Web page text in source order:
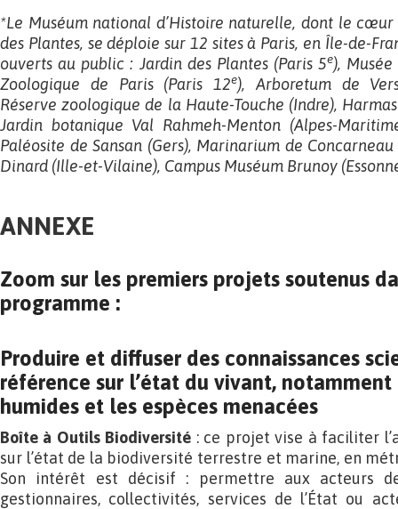
*Le Muséum national d’Histoire naturelle, dont le
des Plantes, se déploie sur 12 sites à Paris, en Île-de-
ouverts au public : Jardin des Plantes (Paris 5e),
Zoologique de Paris (Paris 12e), Arboretum de
Réserve zoologique de la Haute-Touche (Indre),
Jardin botanique Val Rahmeh-Menton (Alpes-
Paléosite de Sansan (Gers), Marinarium de
Dinard (Ille-et-Vilaine), Campus Muséum Brunoy
ANNEXE
Zoom sur les premiers projets soutenus
programme :
Produire et diffuser des connaissances
référence sur l’état du vivant,
humides et les espèces menacées
Boîte à Outils Biodiversité : ce projet vise à faciliter
sur l’état de la biodiversité terrestre et marine, en
Son intérêt est décisif : permettre aux acteurs
gestionnaires, collectivités, services de l’État ou